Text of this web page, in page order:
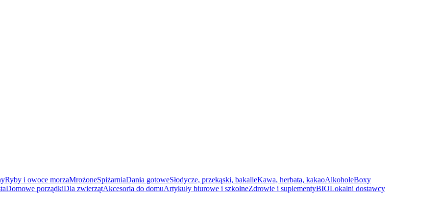
Ryby i owoce morzaMrożoneSpiżarniaDania gotoweSłodycze, przekąski, bakalieKawa, herbata, kakaoAlkoholeBoxy
Domowe porządkiDla zwierzątAkcesoria do domuArtykuły biurowe i szkolneZdrowie i suplementyBIOLokalni dostawcy